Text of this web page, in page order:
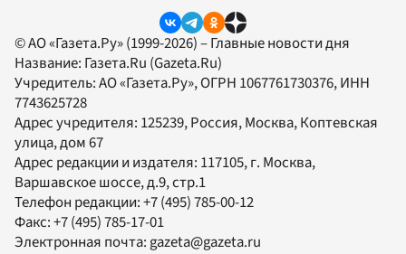
© АО «Газета.Ру» (1999-2026) – Главные новости дня
Название: Газета.Ru (Gazeta.Ru)
Учредитель:АО «Газета.Ру», ОГРН 1067761730376, ИНН
7743625728
Адрес учредителя: 125239, Россия, Москва, Коптевская
улица, дом 67
Адрес редакции и издателя: 117105, г. Москва,
Варшавское шоссе, д.9, стр.1
Телефон редакции:+7 (495) 785-00-12
Факс:+7 (495) 785-17-01
Электронная почта: gazeta@gazeta.ru